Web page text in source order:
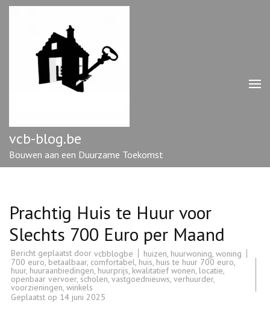
Ga
vcb-blog.be
Bouwen aan een Duurzame Toekomst
Prachtig Huis te Huur voor
Slechts 700 Euro per Maand
Bericht geplaatst door vcbblogbe huizen huurwoning woning
700 euro, betaalbaar, comfortabel, huis, huis te huur 700 euro,
huur, huuraanbiedingen, huurprijs, kwalitatief wonen, locatie,
openbaar vervoer, scholen, vastgoednieuws, verhuurder,
voorzieningen, winkels
Geplaatst op 14 juni 2025